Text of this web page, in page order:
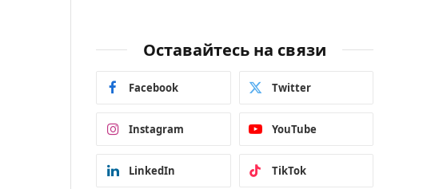
Оставайтесь на связи
Facebook Twitter
Instagram YouTube
LinkedIn TikTok